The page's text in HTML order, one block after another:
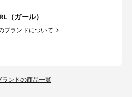
（ガール）
ブランドについて
ランドの商品一覧